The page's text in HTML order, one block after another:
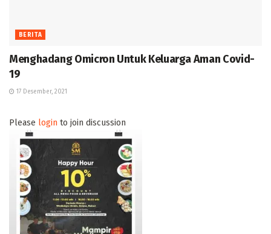
BERITA
Menghadang Omicron Untuk Keluarga Aman Covid-
19
17 Desember, 2021
Please login to join discussion